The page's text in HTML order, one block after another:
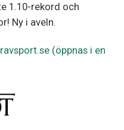
1.10-rekord och
Ny i aveln.
(öppnas i en